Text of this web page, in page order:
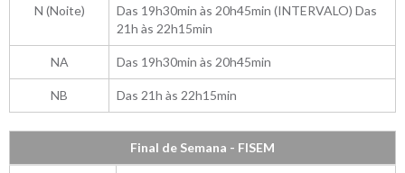
N (Noite)
Das 19h30min às 20h45min (INTERVALO) Das
21h às 22h15min
NA Das 19h30min às 20h45min
NB Das 21h às 22h15min
Final de Semana - FISEM